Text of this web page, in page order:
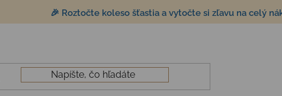
🎉 Roztočte koleso šťastia a vytočte si zľavu na celý